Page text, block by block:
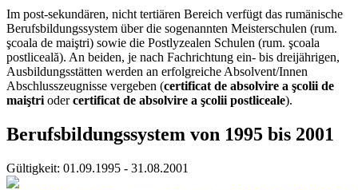
Im post-sekundären, nicht tertiären Bereich verfügt das rumänische
Berufsbildungssystem über die sogenannten Meisterschulen (rum.
şcoala de maiştri) sowie die Postlyzealen Schulen (rum. şcoala
postliceală). An beiden, je nach Fachrichtung ein- bis dreijährigen,
Ausbildungsstätten werden an erfolgreiche Absolvent/Innen
Abschlusszeugnisse vergeben (certificat de absolvire a şcolii de
maiştri odercertificat de absolvire a şcolii postliceale).
Berufsbildungssystem von 1995 bis 2001
Gültigkeit: 01.09.1995 - 31.08.2001